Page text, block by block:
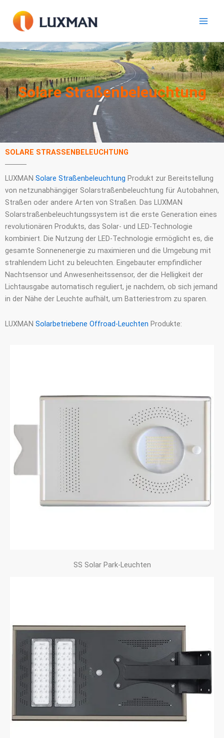
Inhalt
springen
Solare Straßenbeleuchtung
SOLARE STRASSENBELEUCHTUNG
LUXMAN Solare Straßenbeleuchtung Produkt zur Bereitstellung
von netzunabhängiger Solarstraßenbeleuchtung für Autobahnen,
Straßen oder andere Arten von Straßen. Das LUXMAN
Solarstraßenbeleuchtungssystem ist die erste Generation eines
revolutionären Produkts, das Solar- und LED-Technologie
kombiniert. Die Nutzung der LED-Technologie ermöglicht es, die
gesamte Sonnenenergie zu maximieren und die Umgebung mit
strahlendem Licht zu beleuchten. Eingebauter empfindlicher
Nachtsensor und Anwesenheitssensor, der die Helligkeit der
Lichtausgabe automatisch reguliert, je nachdem, ob sich jemand
in der Nähe der Leuchte aufhält, um Batteriestrom zu sparen.
LUXMAN Solarbetriebene Offroad-Leuchten Produkte:
SS Solar Park-Leuchten